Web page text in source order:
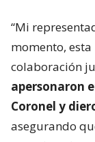
“Mi
momento,
colaboración
apersonaron
Coronel y
asegurando